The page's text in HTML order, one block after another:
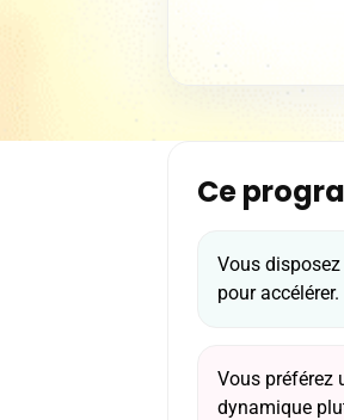
Ce
Vous disposez
pour accélérer.
Vous préférez
dynamique